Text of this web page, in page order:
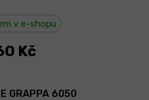
v e-shopu
Kč
GRAPPA 6050